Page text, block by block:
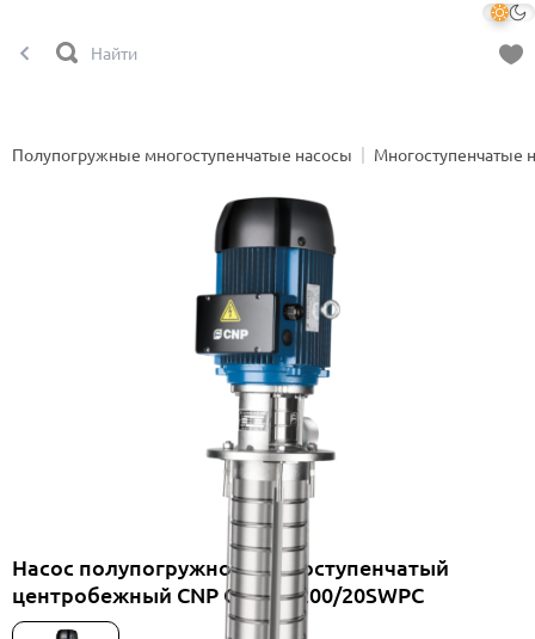
Полупогружные многоступенчатые насосы Многоступенчатые
Насос полупогружной многоступенчатый
центробежный CNP CDLK3-200/20SWPC